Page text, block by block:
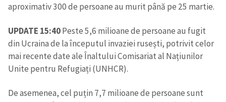
aproximativ 300 de persoane au murit până pe 25 martie.
UPDATE 15:40Peste 5,6 milioane de persoane au fugit
din Ucraina de la începutul invaziei rusești, potrivit celor
mai recente date ale Înaltului Comisariat al Națiunilor
Unite pentru Refugiați (UNHCR).
De asemenea, cel puțin 7,7 milioane de persoane sunt